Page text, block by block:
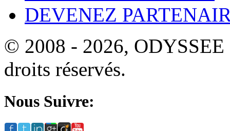
DEVENEZ
© 2008 - 2026,
droits réservés.
Nous Suivre: